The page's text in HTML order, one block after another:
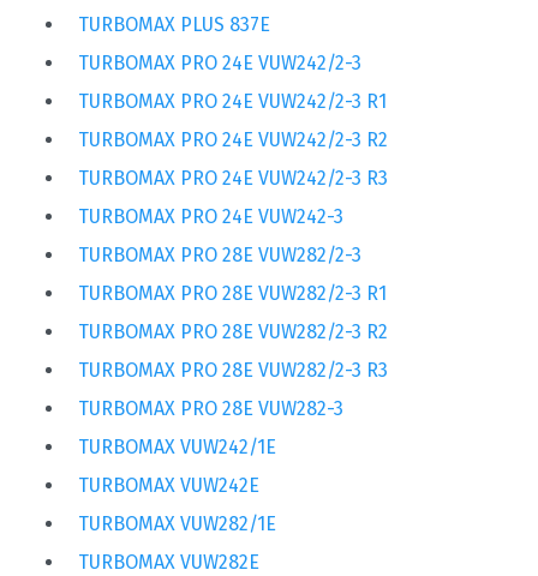
TURBOMAX PLUS 837E
TURBOMAX PRO 24E VUW242/2-3
TURBOMAX PRO 24E VUW242/2-3 R1
TURBOMAX PRO 24E VUW242/2-3 R2
TURBOMAX PRO 24E VUW242/2-3 R3
TURBOMAX PRO 24E VUW242-3
TURBOMAX PRO 28E VUW282/2-3
TURBOMAX PRO 28E VUW282/2-3 R1
TURBOMAX PRO 28E VUW282/2-3 R2
TURBOMAX PRO 28E VUW282/2-3 R3
TURBOMAX PRO 28E VUW282-3
TURBOMAX VUW242/1E
TURBOMAX VUW242E
TURBOMAX VUW282/1E
TURBOMAX VUW282E